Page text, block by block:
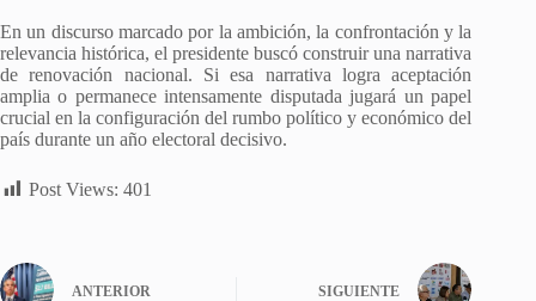
En un discurso marcado por la ambición, la confrontación y la
relevancia histórica, el presidente buscó construir una narrativa
de renovación nacional. Si esa narrativa logra aceptación
amplia o permanece intensamente disputada jugará un papel
crucial en la configuración del rumbo político y económico del
país durante un año electoral decisivo.
Post Views: 401
ANTERIOR SIGUIENTE